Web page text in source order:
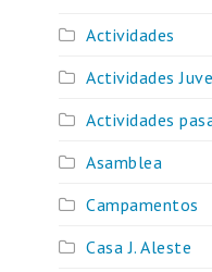
Actividades
Actividades
Actividades
Asamblea
Campamentos
Casa J. Aleste